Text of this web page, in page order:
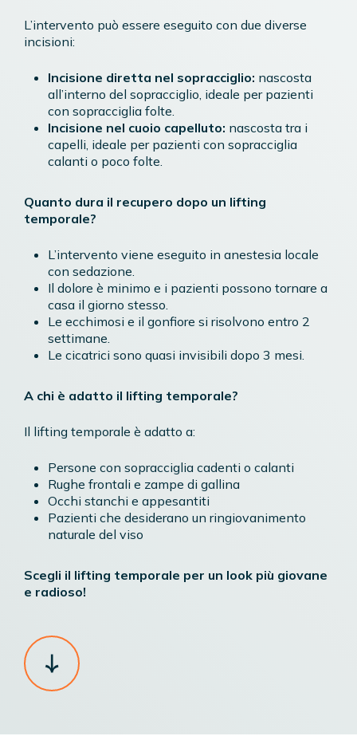
L’intervento può essere eseguito con due diverse
incisioni:
Incisione diretta nel sopracciglio: nascosta
all’interno del sopracciglio, ideale per pazienti
con sopracciglia folte.
Incisione nel cuoio capelluto: nascosta tra i
capelli, ideale per pazienti con sopracciglia
calanti o poco folte.
Quanto dura il recupero dopo un lifting
temporale?
L’intervento viene eseguito in anestesia locale
con sedazione.
Il dolore è minimo e i pazienti possono tornare a
casa il giorno stesso.
Le ecchimosi e il gonfiore si risolvono entro 2
settimane.
Le cicatrici sono quasi invisibili dopo 3 mesi.
A chi è adatto il lifting temporale?
Il lifting temporale è adatto a:
Persone con sopracciglia cadenti o calanti
Rughe frontali e zampe di gallina
Occhi stanchi e appesantiti
Pazienti che desiderano un ringiovanimento
naturale del viso
Scegli il lifting temporale per un look più giovane
e radioso!